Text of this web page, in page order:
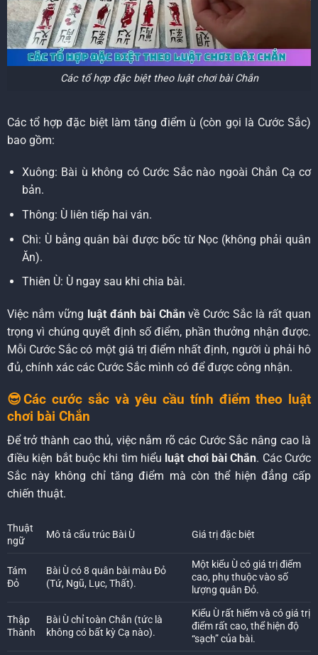
Các tổ hợp đặc biệt theo luật chơi bài Chắn
Các tổ hợp đặc biệt làm tăng điểm ù (còn gọi là Cước Sắc)
bao gồm:
Xuông: Bài ù không có Cước Sắc nào ngoài Chắn Cạ cơ
bản.
Thông: Ù liên tiếp hai ván.
Chì: Ù bằng quân bài được bốc từ Nọc (không phải quân
Ăn).
Thiên Ù: Ù ngay sau khi chia bài.
Việc nắm vững luật đánh bài Chắnvề Cước Sắc là rất quan
trọng vì chúng quyết định số điểm, phần thưởng nhận được.
Mỗi Cước Sắc có một giá trị điểm nhất định, người ù phải hô
đủ, chính xác các Cước Sắc mình có để được công nhận.
😎Các cước sắc và yêu cầu tính điểm theo luật
chơi bài Chắn
Để trở thành cao thủ, việc nắm rõ các Cước Sắc nâng cao là
điều kiện bắt buộc khi tìm hiểu luật chơi bài Chắn. Các Cước
Sắc này không chỉ tăng điểm mà còn thể hiện đẳng cấp
chiến thuật.
Thuật
ngữ
Mô tả cấu trúc Bài Ù Giá trị đặc biệt
Tám
Đỏ
Bài Ù có 8 quân bài màu Đỏ
(Tứ, Ngũ, Lục, Thất).
Một kiểu Ù có giá trị điểm
cao, phụ thuộc vào số
lượng quân Đỏ.
Thập
Thành
Bài Ù chỉ toàn Chắn (tức là
không có bất kỳ Cạ nào).
Kiểu Ù rất hiếm và có giá trị
điểm rất cao, thể hiện độ
“sạch” của bài.